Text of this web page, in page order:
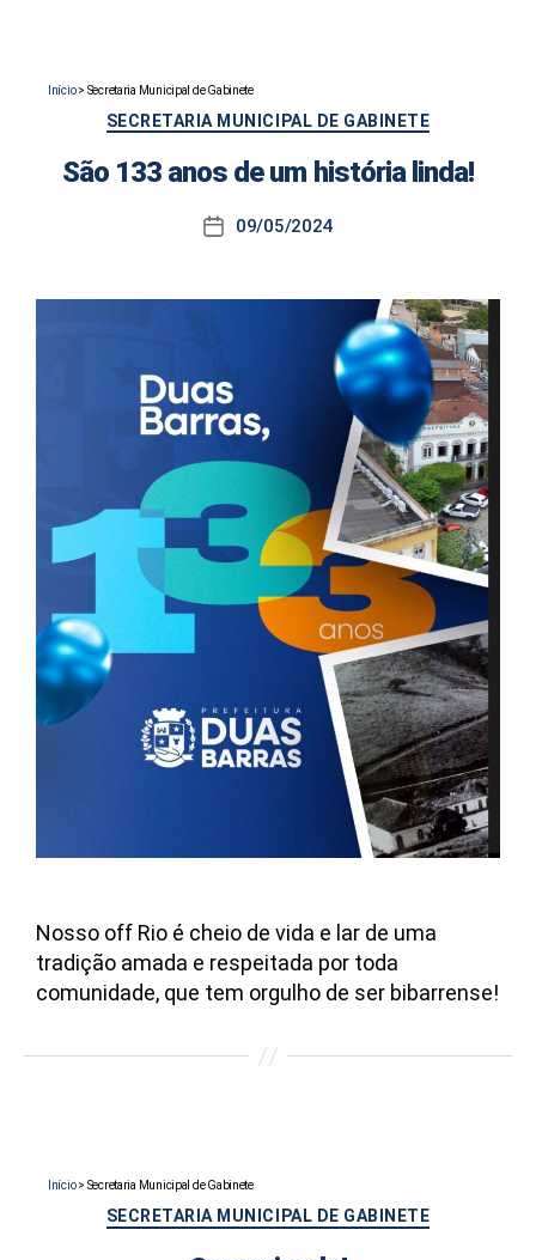
Início> Secretaria Municipal de Gabinete
Categorias
SECRETARIA MUNICIPAL DE GABINETE
São 133 anos de um história linda!
Data09/05/2024
Nosso off Rio é cheio de vida e lar de uma
tradição amada e respeitada por toda
comunidade, que tem orgulho de ser bibarrense!
Início> Secretaria Municipal de Gabinete
Categorias
SECRETARIA MUNICIPAL DE GABINETE